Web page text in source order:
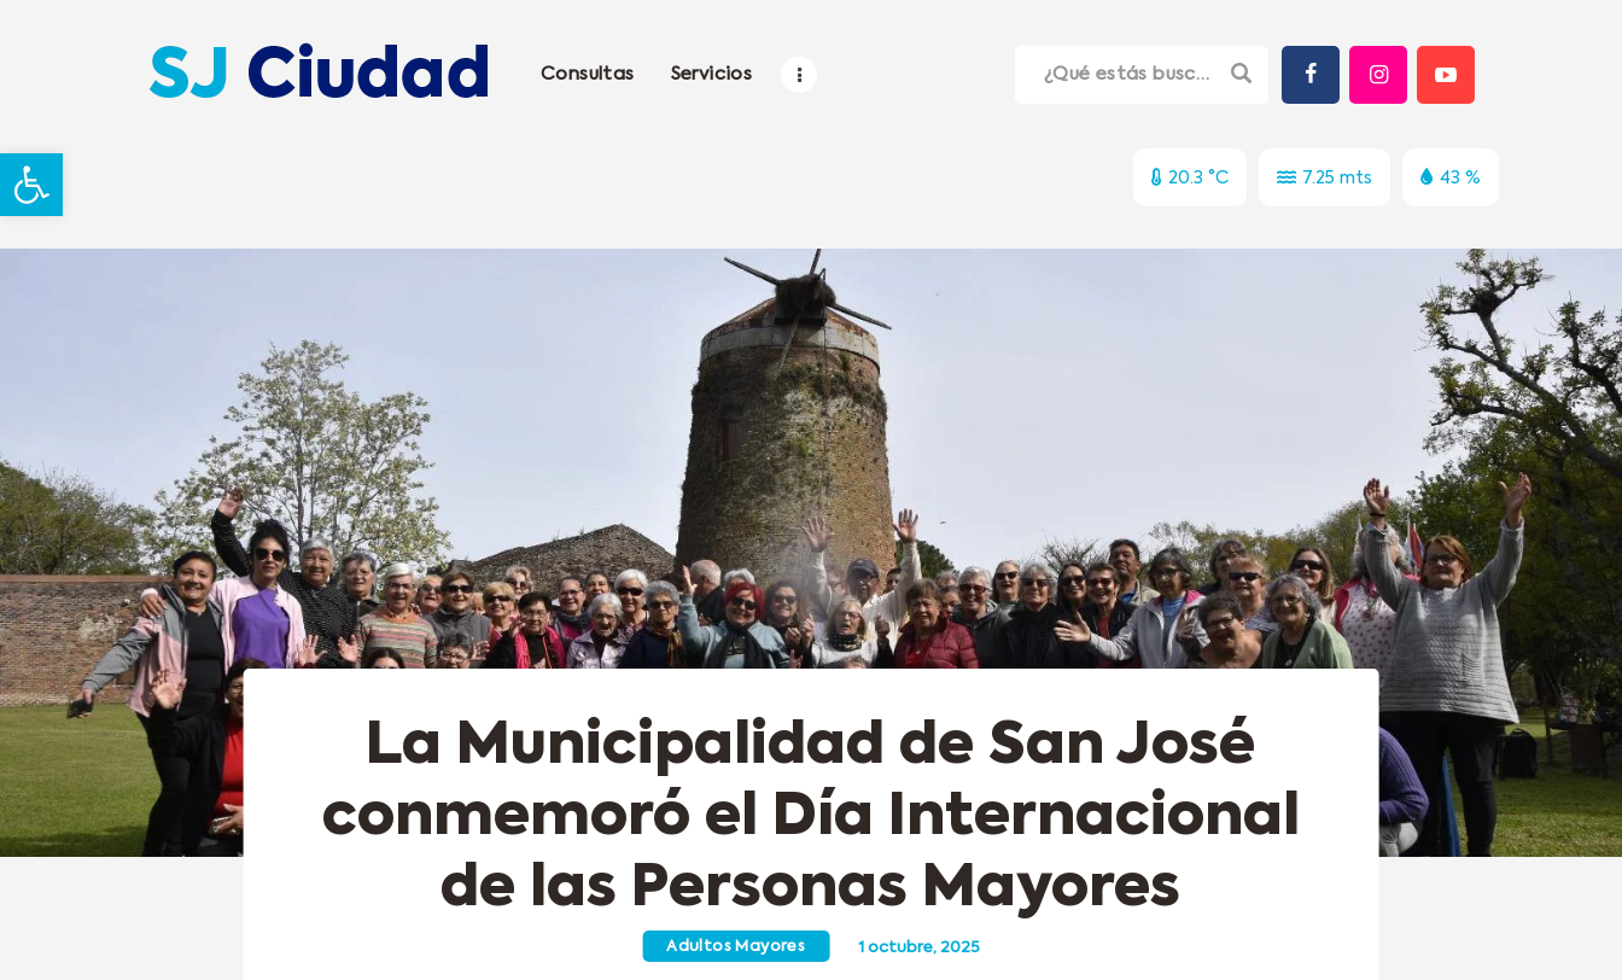
Abrir barra de herramientas
Consultas Servicios
20.3 °C 7.25 mts 43 %
La Municipalidad de San José
conmemoró el Día Internacional
de las Personas Mayores
Adultos Mayores 1 octubre, 2025